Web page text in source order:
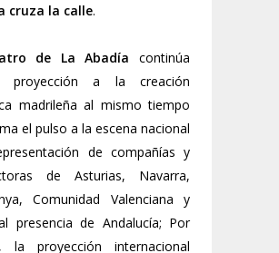
cruza la calle.
de La Abadía continúa
proyección a la creación
madrileña al mismo tiempo
el pulso a la escena nacional
de compañías y
de Asturias, Navarra,
Comunidad Valenciana y
presencia de Andalucía; Por
la proyección internacional